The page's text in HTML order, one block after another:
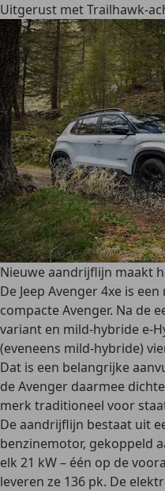
Uitgerust met Trailhawk-
Nieuwe aandrijflijn maakt
De Jeep Avenger 4xe is
compacte Avenger. Na de
variant en mild-hybride e-
(eveneens mild-hybride)
Dat is een belangrijke
de Avenger daarmee
merk traditioneel voor
De aandrijflijn bestaat uit
benzinemotor, gekoppeld
elk 21 kW – één op de
leveren ze 136 pk. De